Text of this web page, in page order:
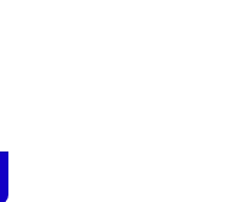
PMII Makassar di AAS